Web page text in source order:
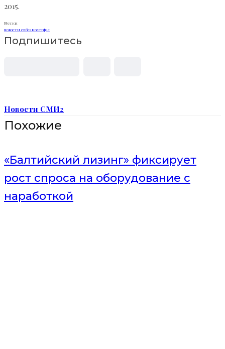
2015.
Метки
новости спбсамолетфас
Подпишитесь
Новости СМИ2
Похожие
«Балтийский лизинг» фиксирует
рост спроса на оборудование с
наработкой